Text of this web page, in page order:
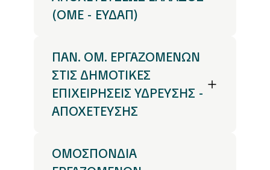
(ΟΜΕ - ΕΥΔΑΠ)
ΠΑΝ. ΟΜ. ΕΡΓΑΖΟΜΕΝΩΝ
ΣΤΙΣ ΔΗΜΟΤΙΚΕΣ
ΕΠΙΧΕΙΡΗΣΕΙΣ ΥΔΡΕΥΣΗΣ -
ΑΠΟΧΕΤΕΥΣΗΣ
ΟΜΟΣΠΟΝΔΙΑ